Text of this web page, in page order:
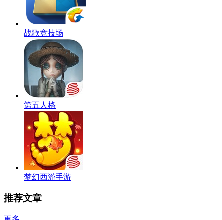
战歌竞技场
第五人格
梦幻西游手游
推荐文章